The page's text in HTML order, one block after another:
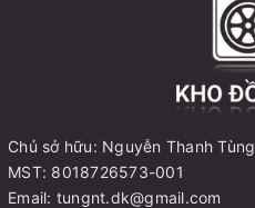
Chủ sở hữu: Nguyễn Thanh Tùng
MST: 8018726573-001
Email: tungnt.dk@gmail.com